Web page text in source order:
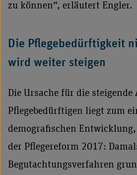
zu können“, erläutert Engler.
Die Pflegebedürftigkeit
wird weiter steigen
Die Ursache für die steigende
Pflegebedürftigen liegt zum
demografischen
der Pflegereform 2017:
Begutachtungsverfahren